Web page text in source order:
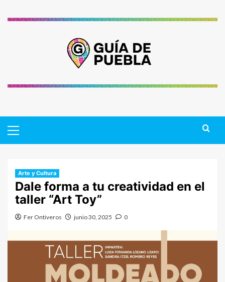
Menu
Arte y Cultura
Dale forma a tu creatividad en el
taller “Art Toy”
Fer Ontiveros junio 30, 2025 0